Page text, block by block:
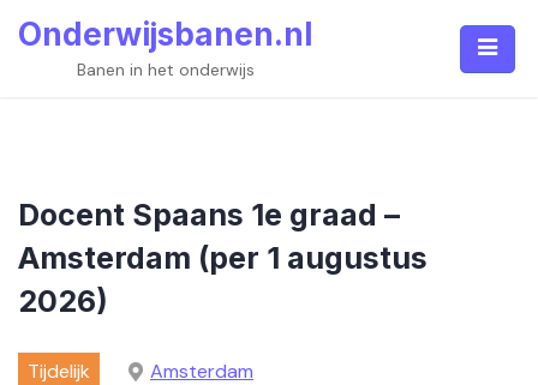
Onderwijsbanen.nl
Banen in het onderwijs
Docent Spaans 1e graad –
Amsterdam (per 1 augustus
2026)
Tijdelijk
Amsterdam